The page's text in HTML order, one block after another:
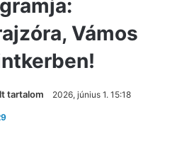
Vámos
tartalom 2026, június 1. 15:18